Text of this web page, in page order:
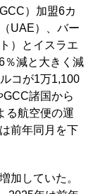
）加盟6カ
UAE）、バー
）とイスラエ
％減と大きく減
コが1万1,100
諸国から
る航空便の運
前年同月を下
加していた。